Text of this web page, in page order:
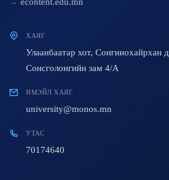
ХАЯГ
Улаанбаатар хот, Сонгинохайрхан
Сонсголонгийн зам 4/A
ИМЭЙЛ ХАЯГ
university@monos.mn
УТАС
70174640